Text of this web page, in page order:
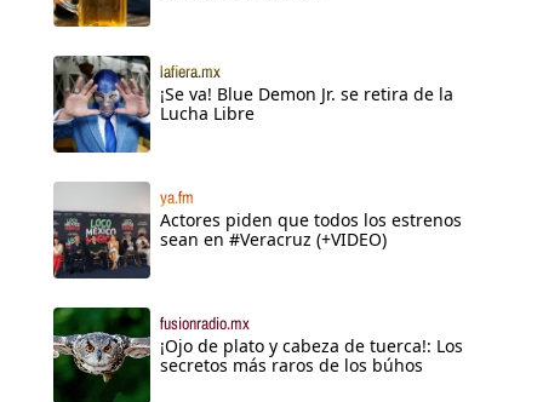
lafiera.mx
¡Se va! Blue Demon Jr. se retira de la
Lucha Libre
ya.fm
Actores piden que todos los estrenos
sean en #Veracruz (+VIDEO)
fusionradio.mx
¡Ojo de plato y cabeza de tuerca!: Los
secretos más raros de los búhos